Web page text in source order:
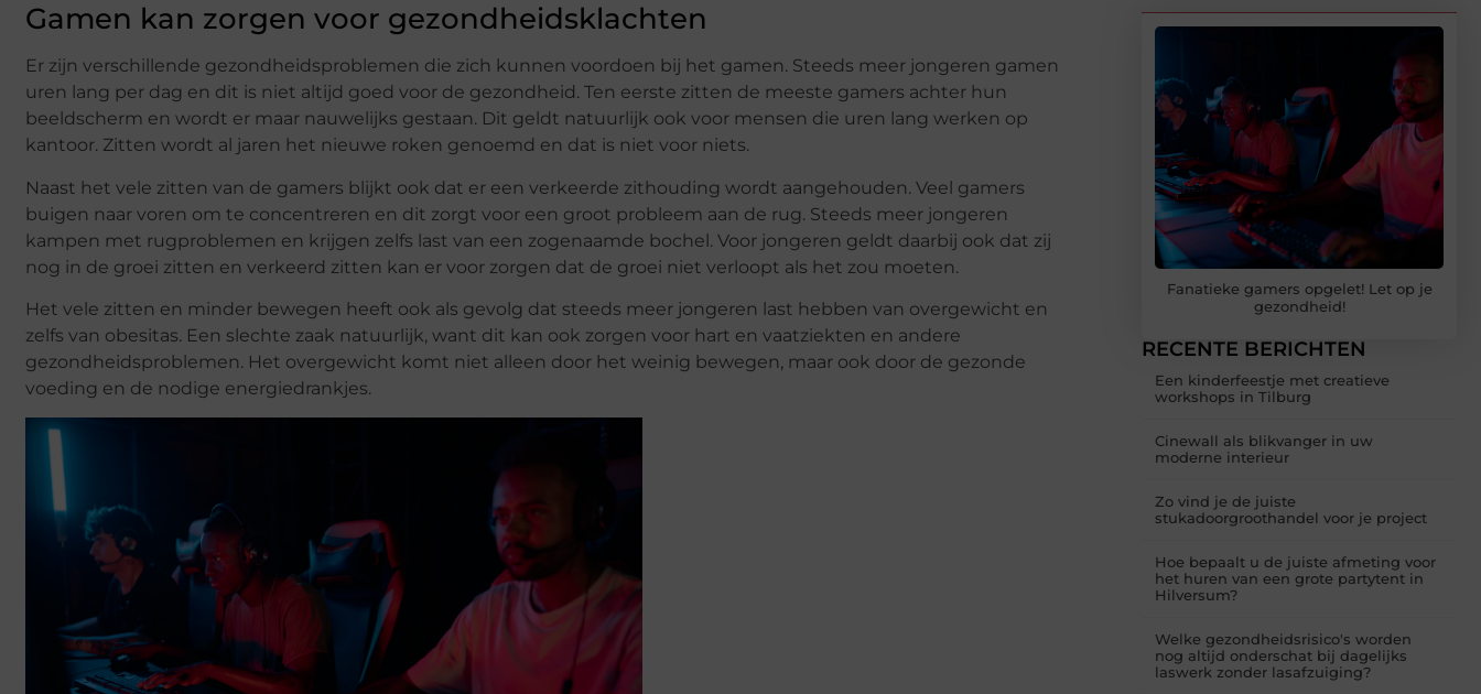
Gamen kan zorgen voor gezondheidsklachten
Er zijn verschillende gezondheidsproblemen die zich kunnen voordoen bij het gamen. Steeds meer jongeren gamen
uren lang per dag en dit is niet altijd goed voor de gezondheid. Ten eerste zitten de meeste gamers achter hun
beeldscherm en wordt er maar nauwelijks gestaan. Dit geldt natuurlijk ook voor mensen die uren lang werken op
kantoor. Zitten wordt al jaren het nieuwe roken genoemd en dat is niet voor niets.
Naast het vele zitten van de gamers blijkt ook dat er een verkeerde zithouding wordt aangehouden. Veel gamers
buigen naar voren om te concentreren en dit zorgt voor een groot probleem aan de rug. Steeds meer jongeren
kampen met rugproblemen en krijgen zelfs last van een zogenaamde bochel. Voor jongeren geldt daarbij ook dat zij
nog in de groei zitten en verkeerd zitten kan er voor zorgen dat de groei niet verloopt als het zou moeten.
Het vele zitten en minder bewegen heeft ook als gevolg dat steeds meer jongeren last hebben van overgewicht en
zelfs van obesitas. Een slechte zaak natuurlijk, want dit kan ook zorgen voor hart en vaatziekten en andere
gezondheidsproblemen. Het overgewicht komt niet alleen door het weinig bewegen, maar ook door de gezonde
voeding en de nodige energiedrankjes.
Fanatieke gamers opgelet! Let op je
gezondheid!
RECENTE BERICHTEN
Een kinderfeestje met creatieve
workshops in Tilburg
Cinewall als blikvanger in uw
moderne interieur
Zo vind je de juiste
stukadoorgroothandel voor je project
Hoe bepaalt u de juiste afmeting voor
het huren van een grote partytent in
Hilversum?
Welke gezondheidsrisico's worden
nog altijd onderschat bij dagelijks
laswerk zonder lasafzuiging?